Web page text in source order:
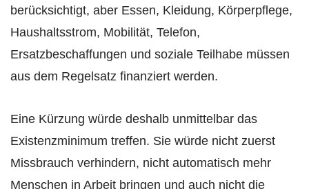
berücksichtigt, aber Essen, Kleidung, Körperpflege,
Haushaltsstrom, Mobilität, Telefon,
Ersatzbeschaffungen und soziale Teilhabe müssen
aus dem Regelsatz finanziert werden.
Eine Kürzung würde deshalb unmittelbar das
Existenzminimum treffen. Sie würde nicht zuerst
Missbrauch verhindern, nicht automatisch mehr
Menschen in Arbeit bringen und auch nicht die